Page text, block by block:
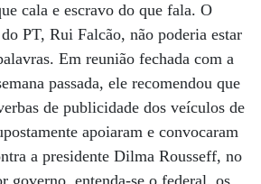
cala e escravo do que fala. O
PT, Rui Falcão, não poderia estar
Em reunião fechada com a
passada, ele recomendou que
de publicidade dos veículos de
apoiaram e convocaram
a presidente Dilma Rousseff, no
governo, entenda-se o federal, os